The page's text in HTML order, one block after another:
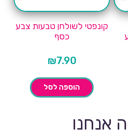
קונפטי לשולחן טבעות צבע
כסף
₪7.90
הוספה לסל
אנחנו